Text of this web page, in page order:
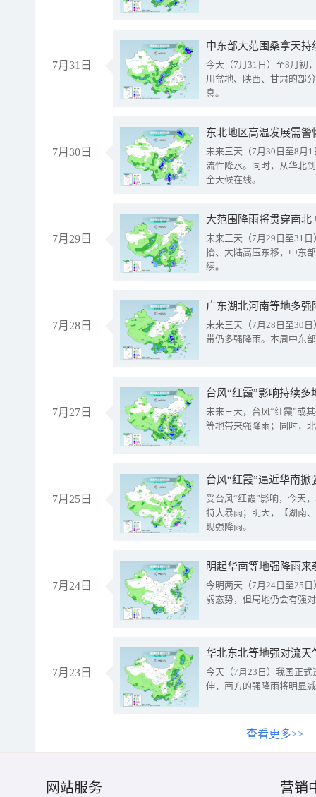
7月31日
中东部大范围桑拿天
今天（7月31日）至8月初
川盆地、陕西、甘肃的部
息。
7月30日
东北地区高温发展需
未来三天（7月30日至8月
流性降水。同时，从华北
全天候在线。
7月29日
大范围降雨将贯穿南
未来三天（7月29日至31
抬、大陆高压东移，中东
续。
7月28日
广东湖北河南等地多
未来三天（7月28日至30
带仍多强降雨。本周中东
7月27日
台风“红霞”影响持续
未来三天，台风“红霞”或
等地带来强降雨；同时，
7月25日
台风“红霞”逼近华南
受台风“红霞”影响，今天
特大暴雨；明天，【湖南
现强降雨。
7月24日
明起华南等地强降雨
今明两天（7月24日至25
弱态势，但局地仍会有强
7月23日
华北东北等地强对流天
今天（7月23日）我国正
伸，南方的强降雨将明显
查看更多>>
网站服务 营销